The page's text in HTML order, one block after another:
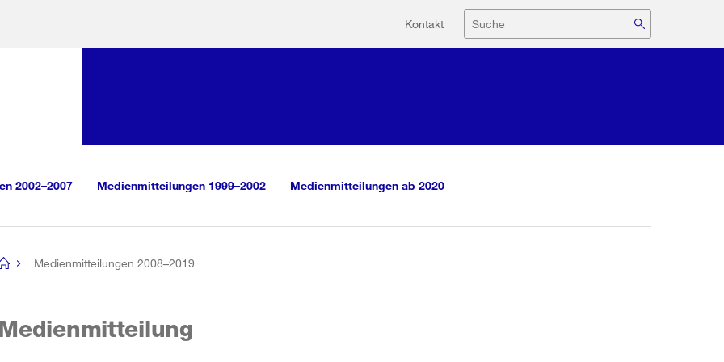
Hilfsnavigation
Kontakt Suche
2002–2007 Medienmitteilungen 1999–2002 Medienmitteilungen ab 2020
Medienmitteilungen 2008–2019